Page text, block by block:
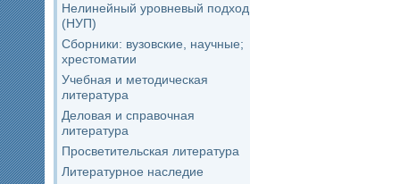
Нелинейный уровневый подход
(НУП)
Сборники: вузовские, научные;
хрестоматии
Учебная и методическая
литература
Деловая и справочная
литература
Просветительская литература
Литературное наследие